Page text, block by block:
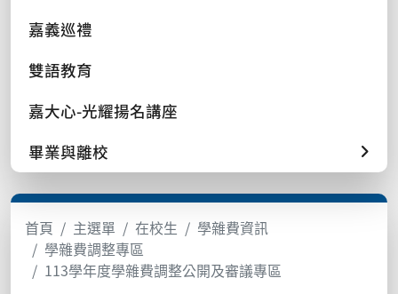
嘉義巡禮
雙語教育
嘉大心-光耀揚名講座
畢業與離校
首頁 主選單 在校生
學雜費資訊
學雜費調整專區
113學年度學雜費調整公開及審議專區